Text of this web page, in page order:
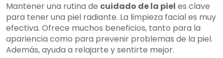
Mantener una rutina de cuidado de la piel es clave
para tener una piel radiante. La limpieza facial es muy
efectiva. Ofrece muchos beneficios, tanto para la
apariencia como para prevenir problemas de la piel.
Además, ayuda a relajarte y sentirte mejor.